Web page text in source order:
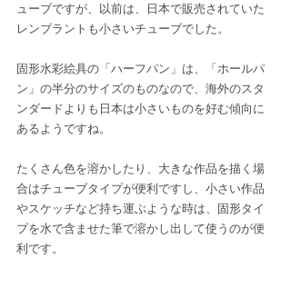
ューブですが、以前は、日本で販売されていた
レンブラントも小さいチューブでした。
固形水彩絵具の「ハーフパン」は、「ホールパ
ン」の半分のサイズのものなので、海外のスタ
ンダードよりも日本は小さいものを好む傾向に
あるようですね。
たくさん色を溶かしたり、大きな作品を描く場
合はチューブタイプが便利ですし、小さい作品
やスケッチなど持ち運ぶような時は、固形タイ
プを水で含ませた筆で溶かし出して使うのが便
利です。